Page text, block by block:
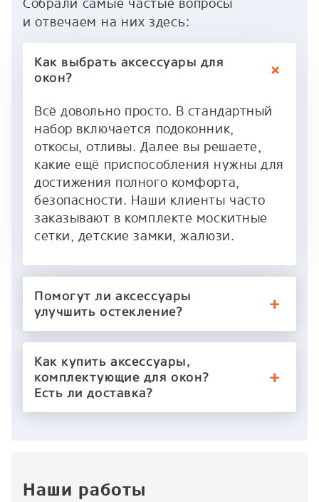
Собрали самые частые вопросы
и отвечаем на них здесь:
Как выбрать аксессуары для
окон?
Всё довольно просто. В стандартный
набор включается подоконник,
откосы, отливы. Далее вы решаете,
какие ещё приспособления нужны для
достижения полного комфорта,
безопасности. Наши клиенты часто
заказывают в комплекте москитные
сетки, детские замки, жалюзи.
Помогут ли аксессуары
улучшить остекление?
Как купить аксессуары,
комплектующие для окон?
Есть ли доставка?
Наши работы